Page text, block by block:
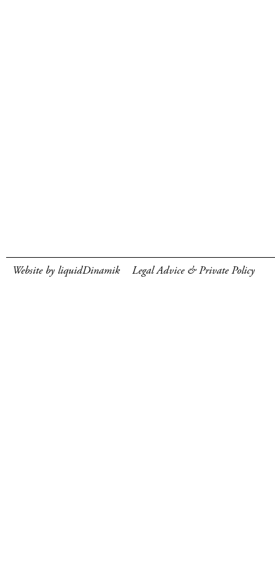
Website by liquidDinamik Legal Advice & Private Policy